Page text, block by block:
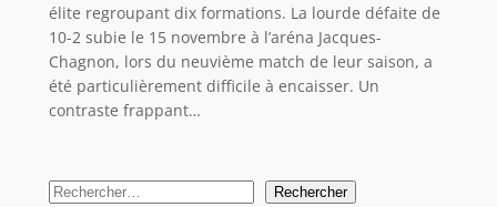
élite regroupant dix formations. La lourde défaite de
10-2 subie le 15 novembre à l’aréna Jacques-
Chagnon, lors du neuvième match de leur saison, a
été particulièrement difficile à encaisser. Un
contraste frappant…
R
Rechercher